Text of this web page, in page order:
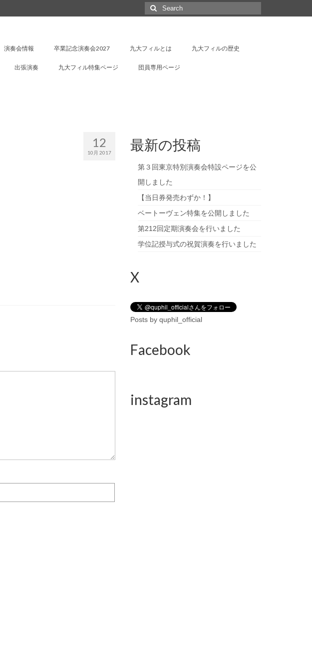
Search
for:
演奏会情報 卒業記念演奏会2027 九大フィルとは 九大フィルの歴史
出張演奏 九大フィル特集ページ 団員専用ページ
12
10月 2017 最新の投稿
第３回東京特別演奏会特設ページを公
開しました
【当日券発売わずか！】
ベートーヴェン特集を公開しました
第212回定期演奏会を行いました
学位記授与式の祝賀演奏を行いました
X
Posts by quphil_official
Facebook
instagram